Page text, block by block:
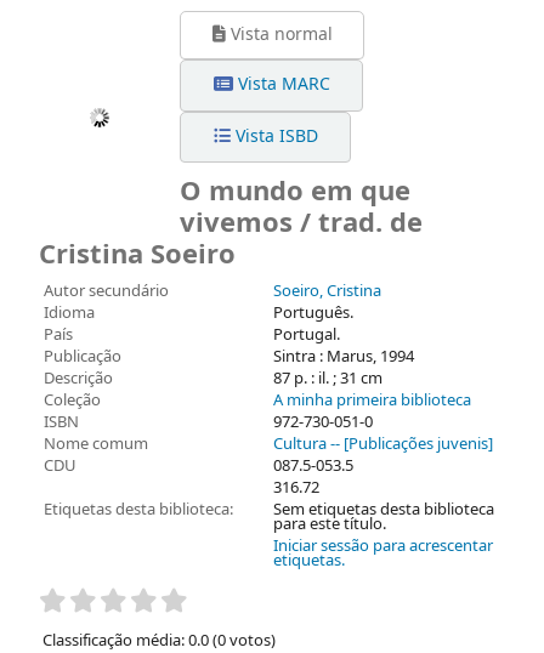
Vista normal
Vista MARC
Vista ISBD
O mundo em que
vivemos / trad. de
Cristina Soeiro
Autor secundário
Soeiro, Cristina
Idioma
Português.
País
Portugal.
Publicação
Sintra : Marus, 1994
Descrição
87 p. : il. ; 31 cm
Coleção
A minha primeira biblioteca
ISBN
972-730-051-0
Nome comum
Cultura -- [Publicações juvenis]
CDU
087.5-053.5
316.72
Etiquetas desta biblioteca:
Sem etiquetas desta biblioteca
para este título.
Iniciar sessão para acrescentar
etiquetas.
Pontuação
Classificação média: 0.0 (0 votos)